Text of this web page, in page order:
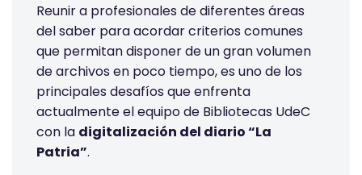
Reunir a profesionales de diferentes áreas
del saber para acordar criterios comunes
que permitan disponer de un gran volumen
de archivos en poco tiempo, es uno de los
principales desafíos que enfrenta
actualmente el equipo de Bibliotecas UdeC
con la digitalización del diario “La
Patria”.